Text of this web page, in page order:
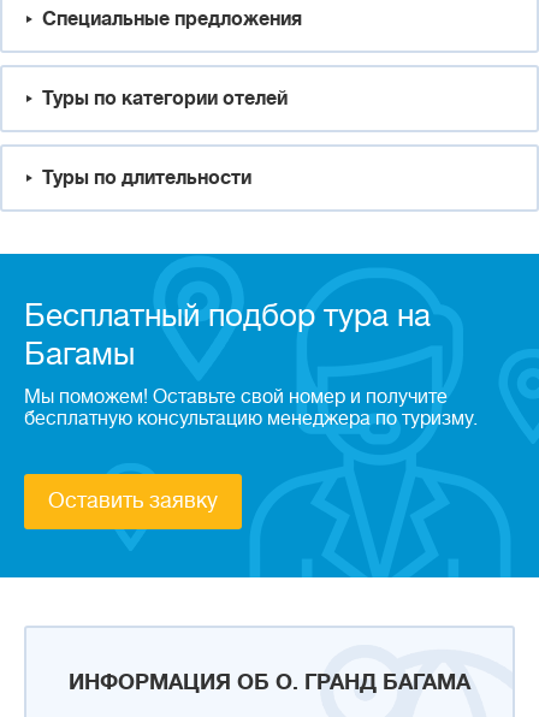
ИНФОРМАЦИЯ ОБ О. ГРАНД БАГАМА
Специальные предложения
Туры по категории отелей
Туры по длительности
Бесплатный подбор тура на
Багамы
Мы поможем! Оставьте свой номер и получите
бесплатную консультацию менеджера по туризму.
Оставить заявку